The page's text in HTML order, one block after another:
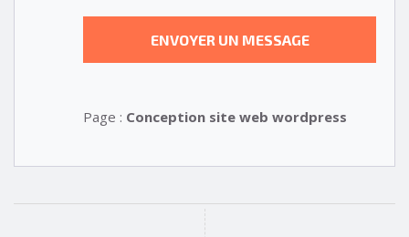
Page : Conception site web wordpress